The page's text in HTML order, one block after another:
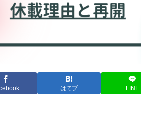
はてブ LINE